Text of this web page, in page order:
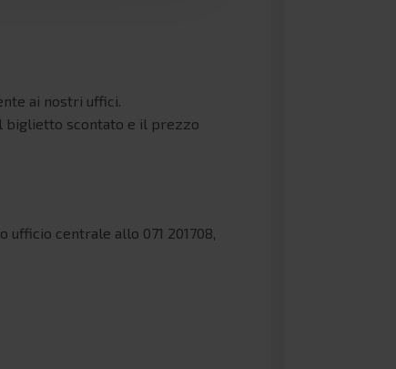
ai nostri uffici.
biglietto scontato e il prezzo
centrale allo 071 201708,